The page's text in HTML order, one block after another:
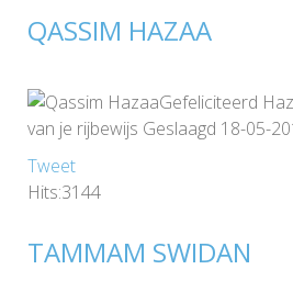
QASSIM HAZAA
Gefeliciteerd
van je rijbewijs Geslaagd 18-05-
Tweet
Hits:3144
TAMMAM SWIDAN